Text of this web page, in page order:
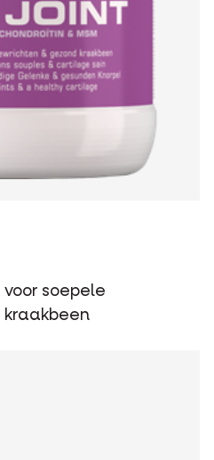
soepele
kraakbeen